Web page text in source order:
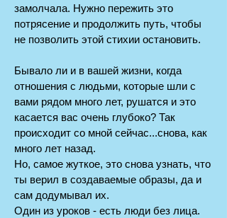
замолчала. Нужно пережить это
потрясение и продолжить путь, чтобы
не позволить этой стихии остановить.
Бывало ли и в вашей жизни, когда
отношения с людьми, которые шли с
вами рядом много лет, рушатся и это
касается вас очень глубоко? Так
происходит со мной сейчас...снова, как
много лет назад.
Но, самое жуткое, это снова узнать, что
ты верил в создаваемые образы, да и
сам додумывал их.
Один из уроков - есть люди без лица.